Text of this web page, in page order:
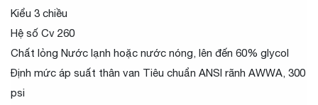
Kiểu 3 chiều
Hệ số Cv 260
Chất lỏng Nước lạnh hoặc nước nóng, lên đến 60% glycol
Định mức áp suất thân van Tiêu chuẩn ANSI rãnh AWWA, 300
psi